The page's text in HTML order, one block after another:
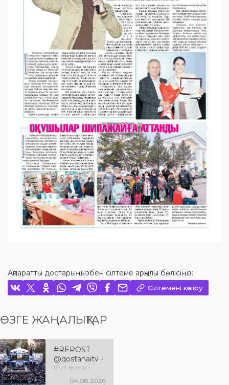
Ақпаратты достарыңызбен сілтеме арқылы бөлісіңіз:
Сілтемені көшіру
ӨЗГЕ ЖАҢАЛЫҚТАР
#REPOST
@qostanaitv -
Құт қонған
Қостанай
04.08.2026